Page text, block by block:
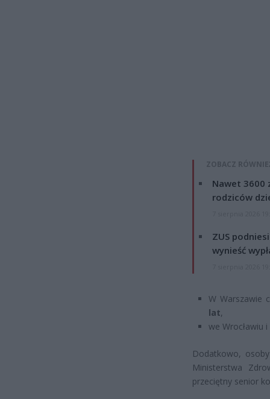
ZOBACZ
Nawet 3600
rodziców
ZUS
wynieść
W Warszawie
lat,
we
Dodatkowo,
Ministerstwa
przeciętny senior